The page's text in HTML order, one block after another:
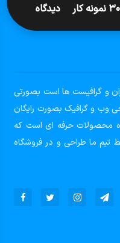
۳۰ نمونه کار دیدگاه
و گرافیست ها است بصورتی
وب و گرافیک بصورت رایگان
محصولات حرفه ای است که
فارسی و از 0 تا 100 توسط تیم ما طراحی و در فروشگاه